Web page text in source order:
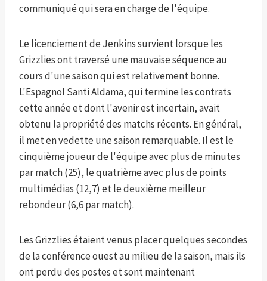
communiqué qui sera en charge de l'équipe.
Le licenciement de Jenkins survient lorsque les
Grizzlies ont traversé une mauvaise séquence au
cours d'une saison qui est relativement bonne.
L'Espagnol Santi Aldama, qui termine les contrats
cette année et dont l'avenir est incertain, avait
obtenu la propriété des matchs récents. En général,
il met en vedette une saison remarquable. Il est le
cinquième joueur de l'équipe avec plus de minutes
par match (25), le quatrième avec plus de points
multimédias (12,7) et le deuxième meilleur
rebondeur (6,6 par match).
Les Grizzlies étaient venus placer quelques secondes
de la conférence ouest au milieu de la saison, mais ils
ont perdu des postes et sont maintenant